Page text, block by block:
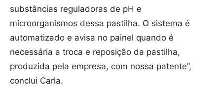
substâncias reguladoras de pH e
microorganismos dessa pastilha. O sistema é
automatizado e avisa no painel quando é
necessária a troca e reposição da pastilha,
produzida pela empresa, com nossa patente”,
conclui Carla.